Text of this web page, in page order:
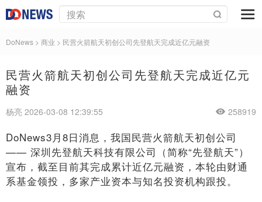
DoNews > 商业 > 民营火箭航天初创公司先登航天完成近亿元融资
民营火箭航天初创公司先登航天完成近亿元
融资
杨亮 2026-03-08 12:39:55 258919
DoNews3月8日消息，我国民营火箭航天初创公司
—— 深圳先登航天科技有限公司（简称“先登航天”）
宣布，截至目前其完成累计近亿元融资，本轮由财通
系基金领投，多家产业资本与知名投资机构跟投。